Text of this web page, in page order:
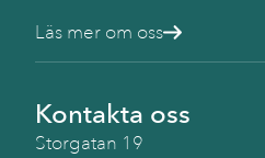
Läs mer om oss
Kontakta oss
Storgatan 19